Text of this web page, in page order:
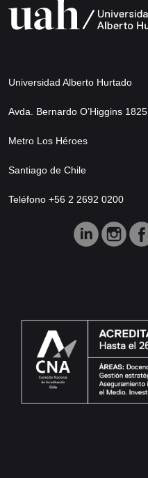
Universidad Alberto Hurtado
Avda. Bernardo O’Higgins 1825
Metro Los Héroes
Santiago de Chile
Teléfono +56 2 2692 0200